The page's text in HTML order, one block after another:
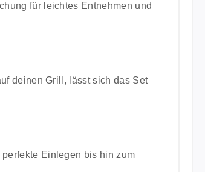
für leichtes Entnehmen und
deinen Grill, lässt sich das Set
Einlegen bis hin zum